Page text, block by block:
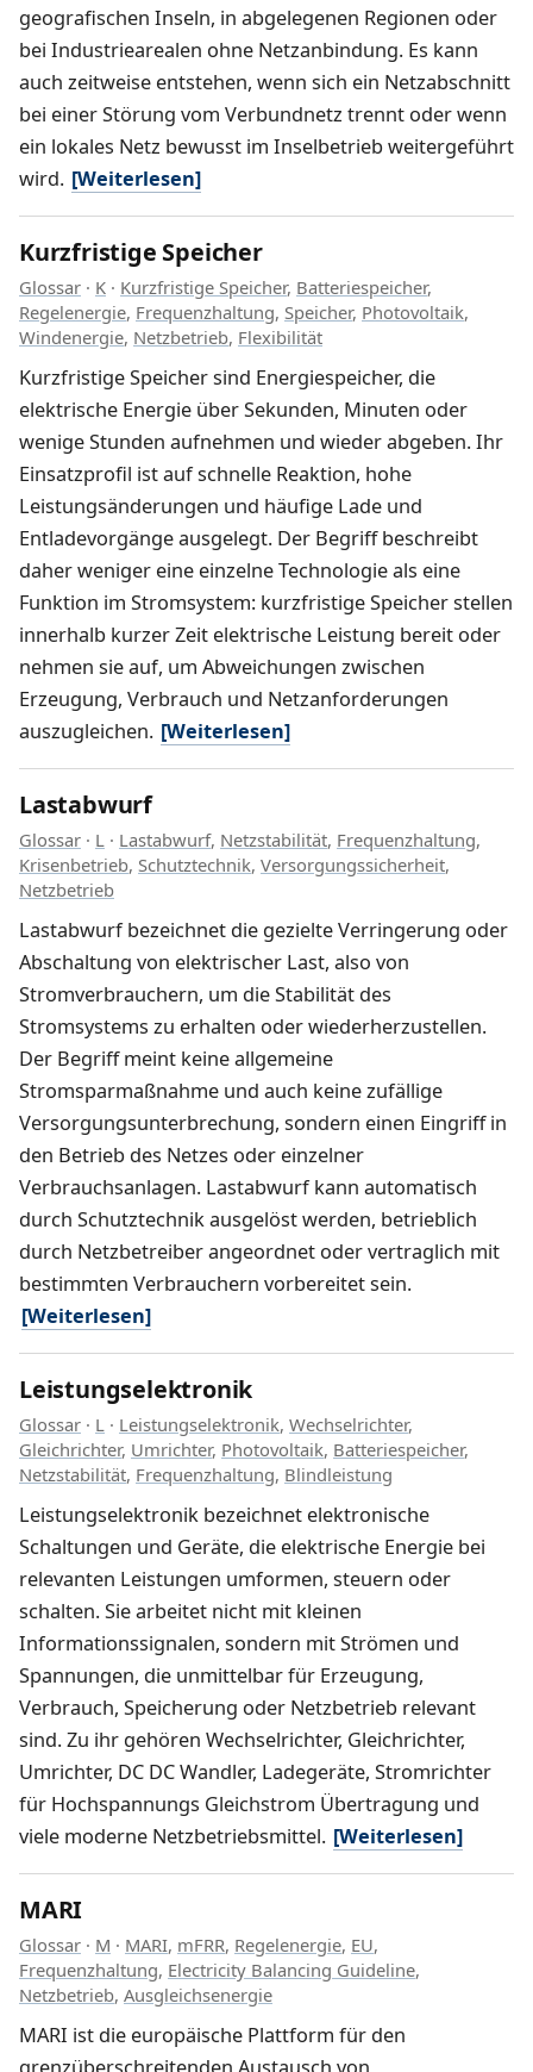
geografischen Inseln, in abgelegenen Regionen oder
bei Industriearealen ohne Netzanbindung. Es kann
auch zeitweise entstehen, wenn sich ein Netzabschnitt
bei einer Störung vom Verbundnetz trennt oder wenn
ein lokales Netz bewusst im Inselbetrieb weitergeführt
wird. [Weiterlesen]
Kurzfristige Speicher
Glossar · K · Kurzfristige Speicher, Batteriespeicher,
Regelenergie, Frequenzhaltung, Speicher, Photovoltaik,
Windenergie, Netzbetrieb, Flexibilität
Kurzfristige Speicher sind Energiespeicher, die
elektrische Energie über Sekunden, Minuten oder
wenige Stunden aufnehmen und wieder abgeben. Ihr
Einsatzprofil ist auf schnelle Reaktion, hohe
Leistungsänderungen und häufige Lade und
Entladevorgänge ausgelegt. Der Begriff beschreibt
daher weniger eine einzelne Technologie als eine
Funktion im Stromsystem: kurzfristige Speicher stellen
innerhalb kurzer Zeit elektrische Leistung bereit oder
nehmen sie auf, um Abweichungen zwischen
Erzeugung, Verbrauch und Netzanforderungen
auszugleichen. [Weiterlesen]
Lastabwurf
Glossar · L · Lastabwurf, Netzstabilität, Frequenzhaltung,
Krisenbetrieb, Schutztechnik, Versorgungssicherheit,
Netzbetrieb
Lastabwurf bezeichnet die gezielte Verringerung oder
Abschaltung von elektrischer Last, also von
Stromverbrauchern, um die Stabilität des
Stromsystems zu erhalten oder wiederherzustellen.
Der Begriff meint keine allgemeine
Stromsparmaßnahme und auch keine zufällige
Versorgungsunterbrechung, sondern einen Eingriff in
den Betrieb des Netzes oder einzelner
Verbrauchsanlagen. Lastabwurf kann automatisch
durch Schutztechnik ausgelöst werden, betrieblich
durch Netzbetreiber angeordnet oder vertraglich mit
bestimmten Verbrauchern vorbereitet sein.
[Weiterlesen]
Leistungselektronik
Glossar · L · Leistungselektronik, Wechselrichter,
Gleichrichter, Umrichter, Photovoltaik, Batteriespeicher,
Netzstabilität, Frequenzhaltung, Blindleistung
Leistungselektronik bezeichnet elektronische
Schaltungen und Geräte, die elektrische Energie bei
relevanten Leistungen umformen, steuern oder
schalten. Sie arbeitet nicht mit kleinen
Informationssignalen, sondern mit Strömen und
Spannungen, die unmittelbar für Erzeugung,
Verbrauch, Speicherung oder Netzbetrieb relevant
sind. Zu ihr gehören Wechselrichter, Gleichrichter,
Umrichter, DC DC Wandler, Ladegeräte, Stromrichter
für Hochspannungs Gleichstrom Übertragung und
viele moderne Netzbetriebsmittel. [Weiterlesen]
MARI
Glossar · M · MARI, mFRR, Regelenergie, EU,
Frequenzhaltung, Electricity Balancing Guideline,
Netzbetrieb, Ausgleichsenergie
MARI ist die europäische Plattform für den